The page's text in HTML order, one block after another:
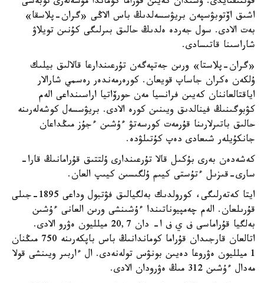
اشىق اۆتوبۋسپەن بريۋسسەلدىڭ باس الاڭى «گران-پلاسقا»
بەت الادى. سول جەردە ەلدىڭ حالىق بىرلىگى كۇنىن تويلاۋ
شاراسىنا قاتىسادى.
«گران-پلاستا» ورىن جەتپەگەن تۇرعىندارعا قالالىق بيلىك
ۇلكەن ەكران جاساپ قويعان. كورەرمەندەر رەسمي شارالار
اياقتالعاننان كەيىن فرانسيا مەن حورۆاتيا اراسىنداعى الەم
كۋبوگىنىڭ فينالدىق ويىنىن كورە الادى. بريۋسسەل كوشەلەرىنە
حالىق باتىرلارىنا قۇرمەت كورسەتۋ ءۇشىن ءجۇز مىڭداعان
جانكۇيلەر شىعادى دەپ كۇتىلۋدە.
كەشەدەن بەرى بۇكىل قالا تۇرعىندارى ۇلتتىق قۇرامانىڭ قارا-
سارى-قىزىل ءتۇستى كيىم ۇلگىسىن كيىپ العان.
ايتا كەتەرلىگى، كورولدىك بەلگيالىق فۋتبول وداعى 1895-جىلى
قۇرىلعان. الەم چەمپيوناتىندا ءۇشىنشى ورىن العانى ءۇشىن
بەلگيا قۇراماسى ف ي ف ا- دان 20,7 ميلليون ەۋرو الادى.
اتالعان قارجىدان قۇراما كوماندانىڭ باس باپكەرىنە 750 مىڭنان
1 ميلليون ەۋروعا دەيىن بونۋس تولەنەدى. ال ءاربىر ويىنشى قولا
مەدال ءۇشىن 312 مىڭ ەۋرودان الادى.